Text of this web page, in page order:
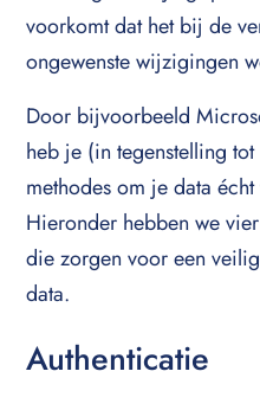
voorkomt dat het bij de
ongewenste wijzigingen
Door bijvoorbeeld
heb je (in tegenstelling
methodes om je data
Hieronder hebben we
die zorgen voor een
data.
Authenticatie